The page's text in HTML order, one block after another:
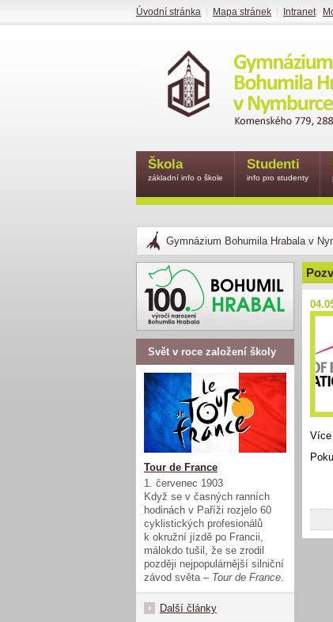
Gymnázium Bohumila Hrabala v
Více
Svět v roce založení školy
Tour de France
1. červenec 1903
Když se v časných ranních
hodinách v Paříži rozjelo 60
cyklistických profesionálů
k okružní jízdě po Francii,
málokdo tušil, že se zrodil
později nejpopulárnější silniční
závod světa – Tour de France
Další články
Škola
základní info o škole
Studenti
info pro studenty
Úvodní stránka Mapa stránek Intranet|